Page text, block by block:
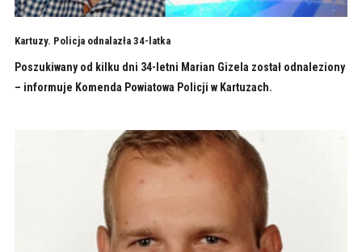
Kartuzy. Policja odnalazła 34-latka
Poszukiwany od kilku dni 34-letni Marian Gizela został odnaleziony
– informuje Komenda Powiatowa Policji w Kartuzach.